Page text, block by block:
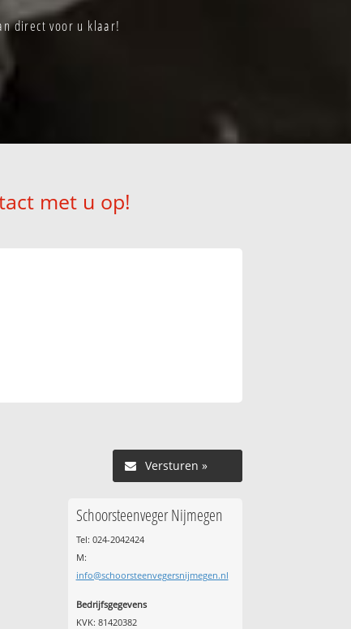
direct voor u klaar!
met u op!
Versturen »
Schoorsteenveger Nijmegen
Tel: 024-2042424
M:
info@schoorsteenvegersnijmegen.nl
Bedrijfsgegevens
KVK: 81420382